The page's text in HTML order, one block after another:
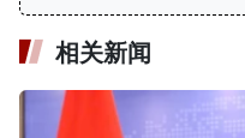
相关新闻